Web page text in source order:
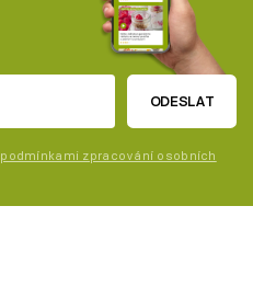
ODESLAT
podmínkami zpracování osobních